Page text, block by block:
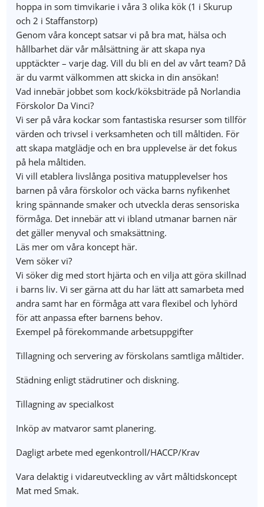
hoppa in som timvikarie i våra 3 olika kök (1 i Skurup
och 2 i Staffanstorp)
Genom våra koncept satsar vi på bra mat, hälsa och
hållbarhet där vår målsättning är att skapa nya
upptäckter – varje dag. Vill du bli en del av vårt team? Då
är du varmt välkommen att skicka in din ansökan!
Vad innebär jobbet som kock/köksbiträde på Norlandia
Förskolor Da Vinci?
Vi ser på våra kockar som fantastiska resurser som tillför
värden och trivsel i verksamheten och till måltiden. För
att skapa matglädje och en bra upplevelse är det fokus
på hela måltiden.
Vi vill etablera livslånga positiva matupplevelser hos
barnen på våra förskolor och väcka barns nyfikenhet
kring spännande smaker och utveckla deras sensoriska
förmåga. Det innebär att vi ibland utmanar barnen när
det gäller menyval och smaksättning.
Läs mer om våra koncept här.
Vem söker vi?
Vi söker dig med stort hjärta och en vilja att göra skillnad
i barns liv. Vi ser gärna att du har lätt att samarbeta med
andra samt har en förmåga att vara flexibel och lyhörd
för att anpassa efter barnens behov.
Exempel på förekommande arbetsuppgifter
Tillagning och servering av förskolans samtliga måltider.
Städning enligt städrutiner och diskning.
Tillagning av specialkost
Inköp av matvaror samt planering.
Dagligt arbete med egenkontroll/HACCP/Krav
Vara delaktig i vidareutveckling av vårt måltidskoncept
Mat med Smak.